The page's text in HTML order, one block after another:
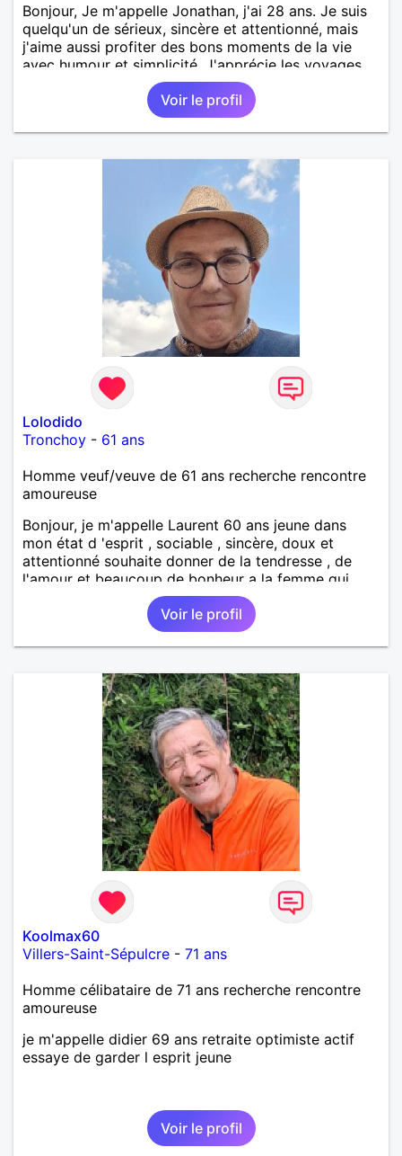
Bonjour, Je m'appelle Jonathan, j'ai 28 ans. Je suis
quelqu'un de sérieux, sincère et attentionné, mais
j'aime aussi profiter des bons moments de la vie
avec humour et simplicité. J'apprécie les voyages,
les découvertes, les jeux vidéo et les moments de
détente. Je suis à la recherche d'une personne
authentique avec qui partager de belles
expériences, construire une relation sérieuse basée
apprécies les conversations sincères, les fous rires
et les personnes qui savent ce qu'elles veulent,
n'hésite pas à venir discuter. Au plaisir de faire
Voir le profil
Lolodido
Tronchoy - 61 ans
Homme veuf/veuve de 61 ans recherche rencontre
amoureuse
Bonjour, je m'appelle Laurent 60 ans jeune dans
mon état d 'esprit , sociable , sincère, doux et
attentionné souhaite donner de la tendresse , de
l'amour et beaucoup de bonheur a la femme qui
souhaitera partager ma vie . Bientôt en retraite a la
fin de l 'année et libre de toute contrainte. Digne de
confiance à la femme qui voudras m 'en accorder
en toute sincérité. Pour le reste venez me découvrir
Voir le profil
Koolmax60
Villers-Saint-Sépulcre - 71 ans
Homme célibataire de 71 ans recherche rencontre
amoureuse
je m'appelle didier 69 ans retraite optimiste actif
essaye de garder l esprit jeune
Voir le profil